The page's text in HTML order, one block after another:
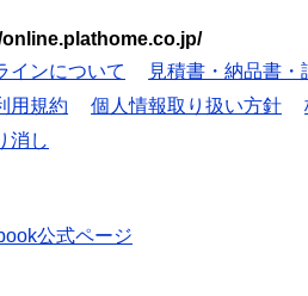
online.plathome.co.jp/
インについて 見積書・納品書
用規約 個人情報取り扱い方針
消し
公式ページ